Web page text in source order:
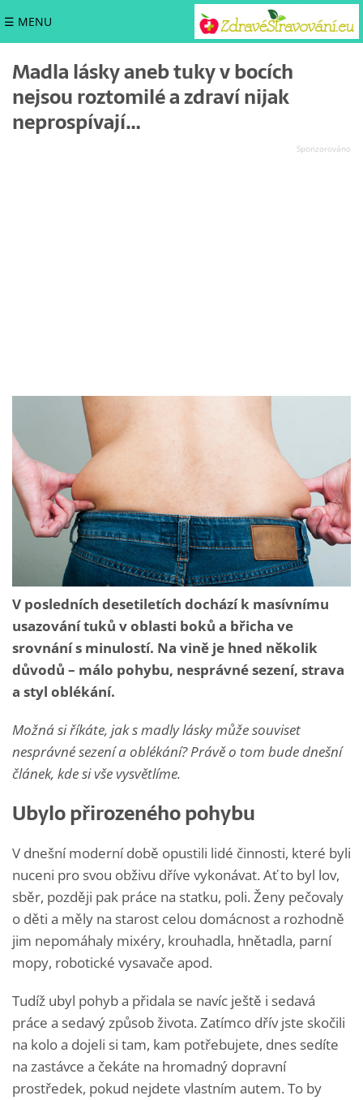
☰ MENU
Madla lásky aneb tuky v bocích
nejsou roztomilé a zdraví nijak
neprospívají…
V posledních desetiletích dochází k masívnímu
usazování tuků v oblasti boků a břicha ve
srovnání s minulostí. Na vině je hned několik
důvodů – málo pohybu, nesprávné sezení, strava
a styl oblékání.
Možná si říkáte, jak s madly lásky může souviset
nesprávné sezení a oblékání? Právě o tom bude dnešní
článek, kde si vše vysvětlíme.
Ubylo přirozeného pohybu
V dnešní moderní době opustili lidé činnosti, které byli
nuceni pro svou obživu dříve vykonávat. Ať to byl lov,
sběr, později pak práce na statku, poli. Ženy pečovaly
o děti a měly na starost celou domácnost a rozhodně
jim nepomáhaly mixéry, krouhadla, hnětadla, parní
mopy, robotické vysavače apod.
Tudíž ubyl pohyb a přidala se navíc ještě i sedavá
práce a sedavý způsob života. Zatímco dřív jste skočili
na kolo a dojeli si tam, kam potřebujete, dnes sedíte
na zastávce a čekáte na hromadný dopravní
prostředek, pokud nejdete vlastním autem. To by